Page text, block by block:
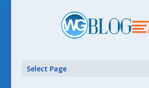
Select Page